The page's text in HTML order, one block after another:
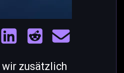
zusätzlich